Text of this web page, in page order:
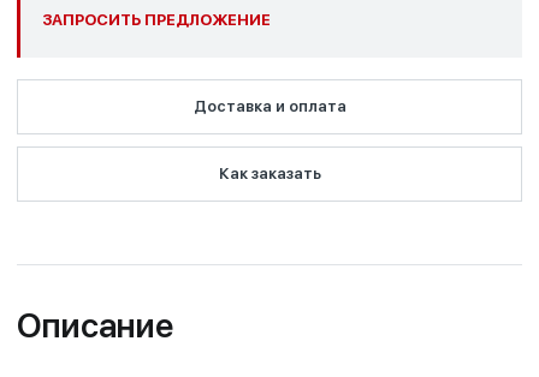
ЗАПРОСИТЬ ПРЕДЛОЖЕНИЕ
Доставка и оплата
Как заказать
Описание